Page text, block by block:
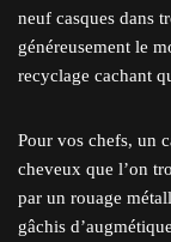
neuf casques dans
généreusement le
recyclage cachant
Pour vos chefs, un
cheveux que l’on
par un rouage
gâchis